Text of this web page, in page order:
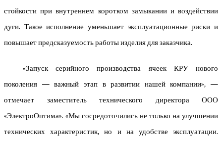
стойкости при внутреннем коротком замыкании и воздействии
дуги. Такое исполнение уменьшает эксплуатационные риски и
повышает предсказуемость работы изделия для заказчика.
«Запуск серийного производства ячеек КРУ нового
поколения — важный этап в развитии нашей компании», —
отмечает заместитель технического директора ООО
«ЭлектроОптима». «Мы сосредоточились не только на улучшении
технических характеристик, но и на удобстве эксплуатации.